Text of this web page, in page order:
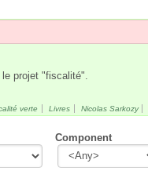
projet "fiscalité".
verte Livres Nicolas Sarkozy
Component